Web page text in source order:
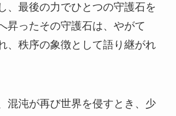
、最後の力でひとつの守護石を
昇ったその守護石は、やがて
、秩序の象徴として語り継がれ
混沌が再び世界を侵すとき、少